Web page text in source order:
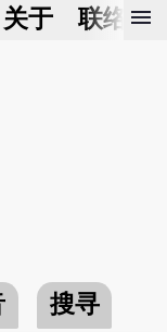
关于 联络我
menu
搜寻